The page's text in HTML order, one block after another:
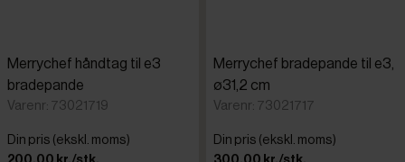
Merrychef håndtag til e3
bradepande
Varenr: 73021719
Din pris (ekskl. moms)
Merrychef bradepande til e3,
ø31,2 cm
Varenr: 73021717
Din pris (ekskl. moms)